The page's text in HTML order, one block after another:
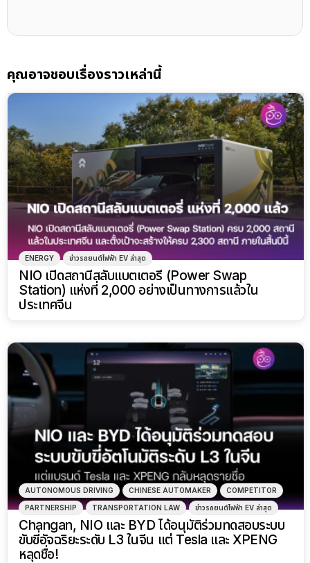
คุณอาจชอบเรื่องราวเหล่านี้
ENERGY ข่าวรถยนต์ไฟฟ้า EV ล่าสุด
NIO เปิดสถานีสลับแบตเตอรี่ (Power Swap
Station) แห่งที่ 2,000 อย่างเป็นทางการแล้วใน
ประเทศจีน
AUTONOMOUS DRIVING CHINESE AUTOMAKER COMPETITOR
PARTNERSHIP TRANSPORTATION LAW ข่าวรถยนต์ไฟฟ้า EV ล่าสุด
Changan, NIO และ BYD ได้อนุมัติร่วมทดสอบระบบ
ขับขี่อัจฉริยะระดับ L3 ในจีน แต่ Tesla และ XPENG
หลุดชื่อ!